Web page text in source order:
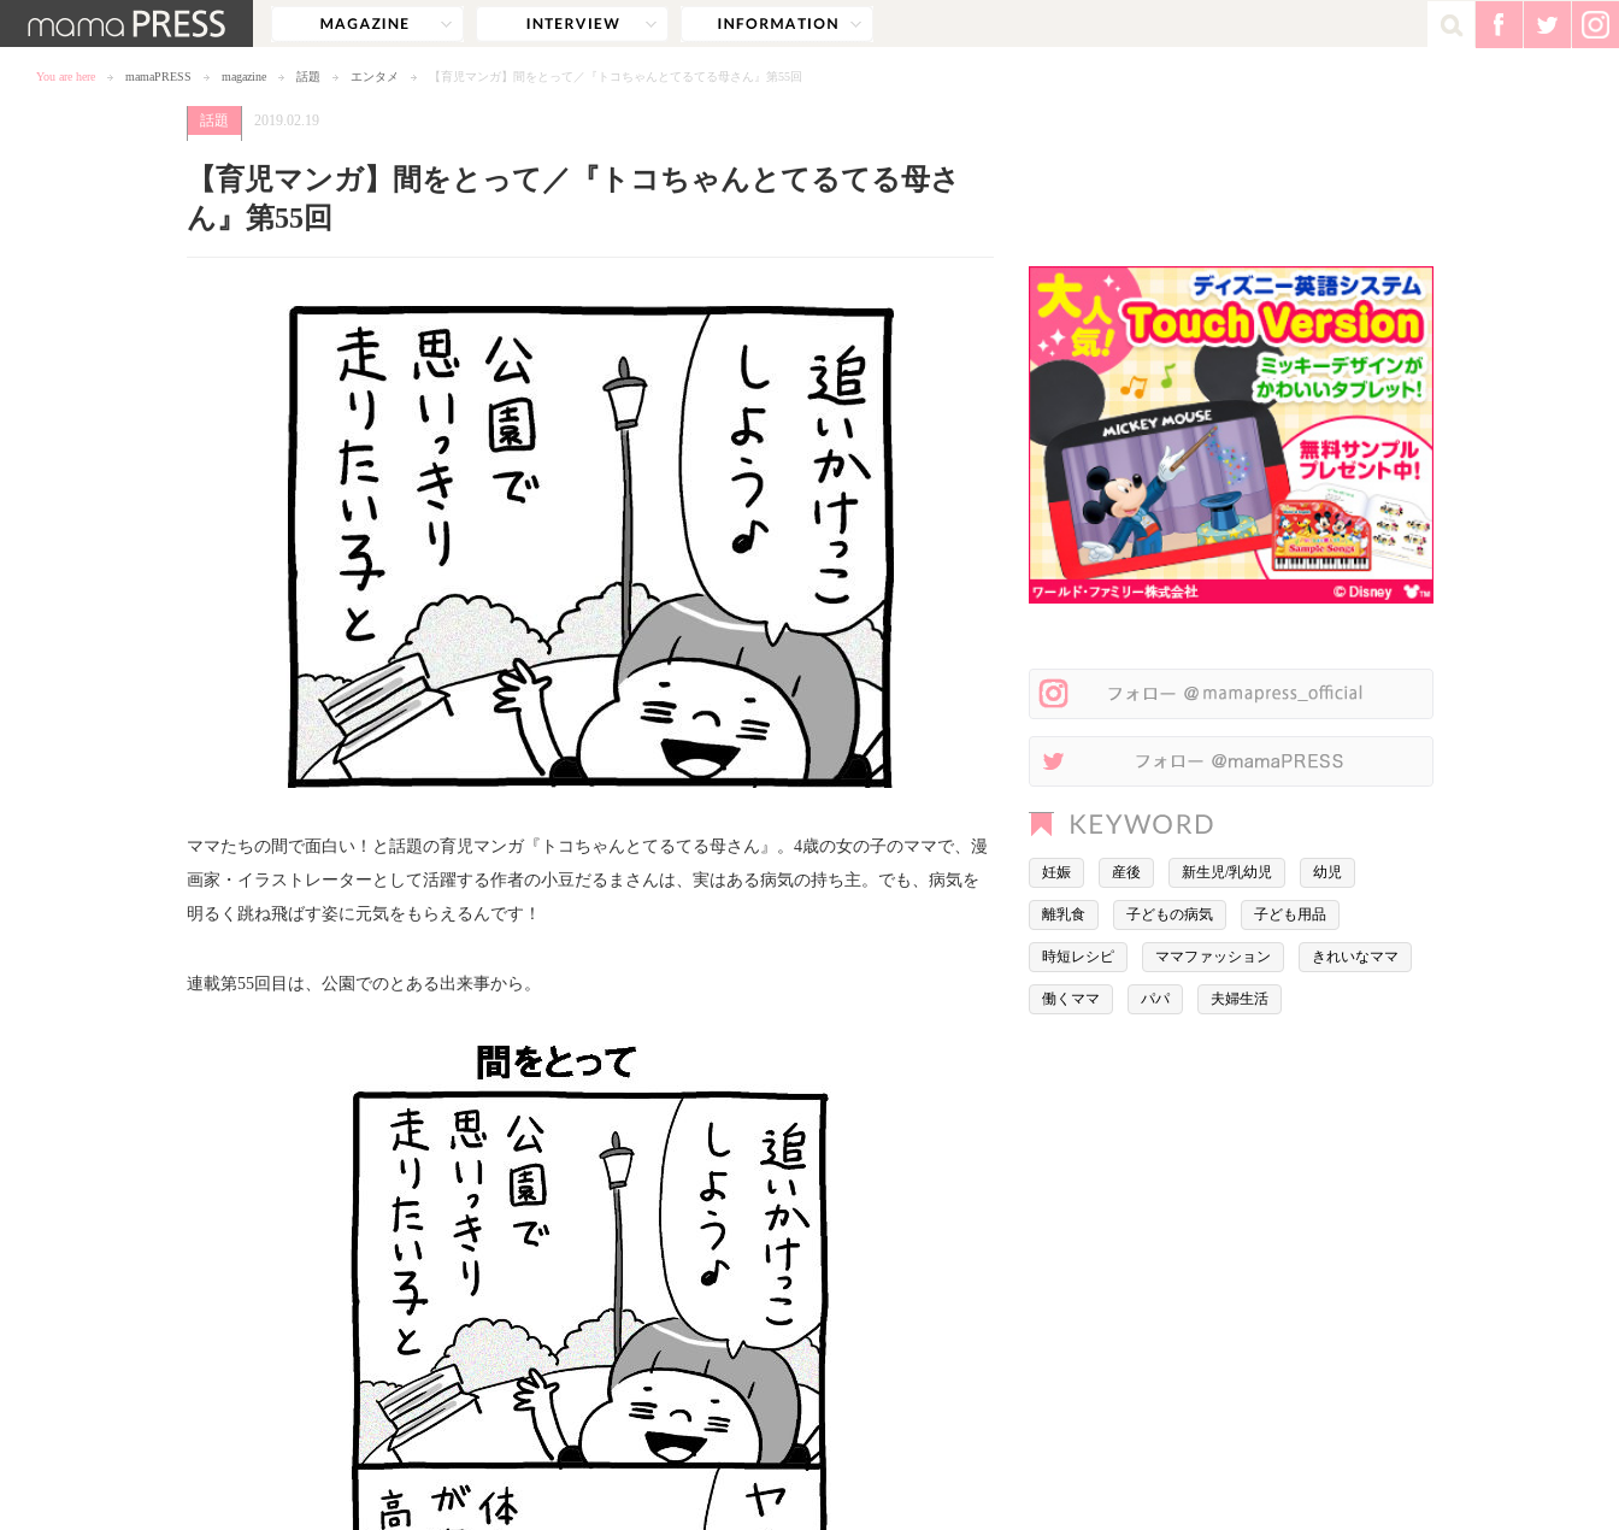
You are here mamaPRESS magazine 話題 エンタメ 【育児マンガ】間をとって／『トコちゃんとてるてる母さん』第55回
話題 2019.02.19
【育児マンガ】間をとって／『トコちゃんとてるてる母さ
ん』第55回
ママたちの間で面白い！と話題の育児マンガ『トコちゃんとてるてる母さん』。4歳の女の子のママで、漫
画家・イラストレーターとして活躍する作者の小豆だるまさんは、実はある病気の持ち主。でも、病気を
明るく跳ね飛ばす姿に元気をもらえるんです！
連載第55回目は、公園でのとある出来事から。
妊娠 産後 新生児/乳幼児 幼児
離乳食 子どもの病気 子ども用品
時短レシピ ママファッション きれいなママ
働くママ パパ 夫婦生活